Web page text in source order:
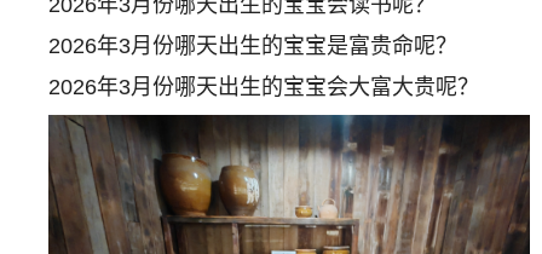
2026年3月份哪天出生的宝宝会读书呢？
2026年3月份哪天出生的宝宝是富贵命呢？
2026年3月份哪天出生的宝宝会大富大贵呢？